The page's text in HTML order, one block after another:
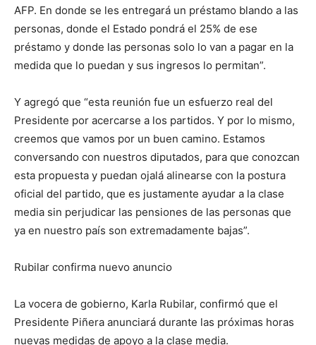
AFP. En donde se les entregará un préstamo blando a las
personas, donde el Estado pondrá el 25% de ese
préstamo y donde las personas solo lo van a pagar en la
medida que lo puedan y sus ingresos lo permitan”.
Y agregó que “esta reunión fue un esfuerzo real del
Presidente por acercarse a los partidos. Y por lo mismo,
creemos que vamos por un buen camino. Estamos
conversando con nuestros diputados, para que conozcan
esta propuesta y puedan ojalá alinearse con la postura
oficial del partido, que es justamente ayudar a la clase
media sin perjudicar las pensiones de las personas que
ya en nuestro país son extremadamente bajas”.
Rubilar confirma nuevo anuncio
La vocera de gobierno, Karla Rubilar, confirmó que el
Presidente Piñera anunciará durante las próximas horas
nuevas medidas de apoyo a la clase media.